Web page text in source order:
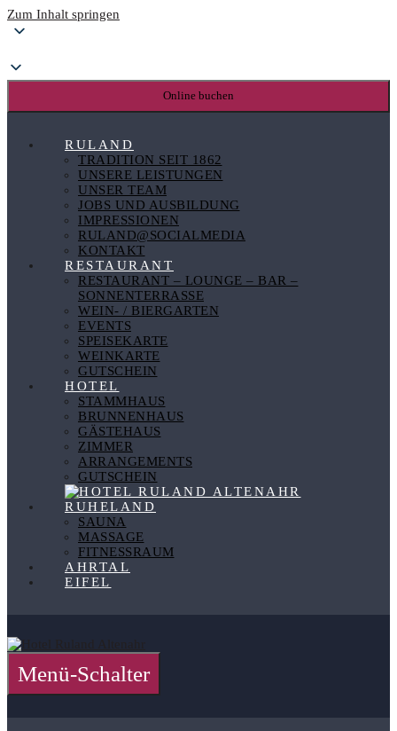
Zum Inhalt springen
Online buchen
RULAND
TRADITION SEIT 1862
UNSERE LEISTUNGEN
UNSER TEAM
JOBS UND AUSBILDUNG
IMPRESSIONEN
RULAND@SOCIALMEDIA
KONTAKT
RESTAURANT
RESTAURANT – LOUNGE – BAR –
SONNENTERRASSE
WEIN- / BIERGARTEN
EVENTS
SPEISEKARTE
WEINKARTE
GUTSCHEIN
HOTEL
STAMMHAUS
BRUNNENHAUS
GÄSTEHAUS
ZIMMER
ARRANGEMENTS
GUTSCHEIN
RUHELAND
SAUNA
MASSAGE
FITNESSRAUM
AHRTAL
EIFEL
Menü-Schalter